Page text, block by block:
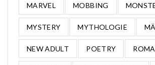
MARVEL MOBBING
MYSTERY MYTHOLOGIE
NEW ADULT POETRY